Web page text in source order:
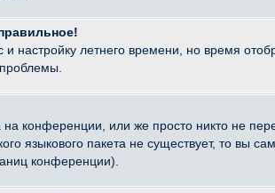
настройку летнего времени, но время
конференции, или же просто никто не
языкового пакета не существует, то
конференции).